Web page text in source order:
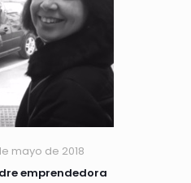
mayo de 2018
emprendedora